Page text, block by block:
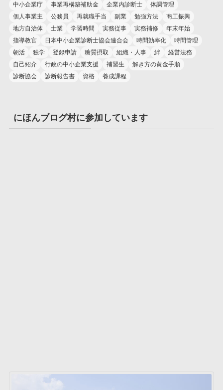
中小企業庁
事業再構築補助金 企業内診断士
体調管理
個人事業主
公務員 再就職手当 副業 勉強方法
商工振興
地方自治体
士業 学習時間 実務従事 実務補修
年末年始
指導教官
日本中小企業診断士協会連合会 時間効率化
時間管理
朝活
独学 登録申請 糖質摂取 組織・人事 絆
経営法務
自己紹介
行政の中小企業支援 補習生
解き方の黄金手順
診断協会
診断報告書 資格 養成課程
にほんブログ村に参加しています